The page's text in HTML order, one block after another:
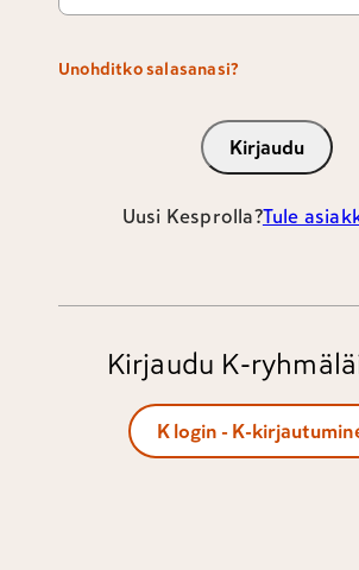
Kirjaudu K-
K login - K-
Unohditko salasanasi?
Kirjaudu
Uusi Kesprolla?Tule